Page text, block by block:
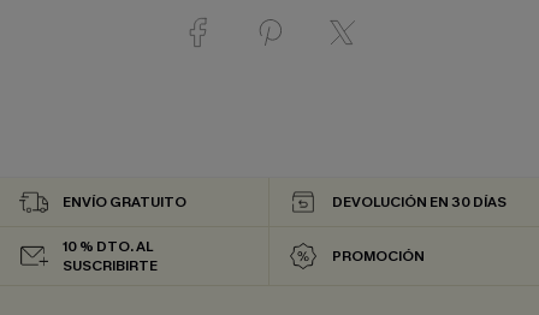
ENVÍO GRATUITO DEVOLUCIÓN EN 30 DÍAS
10 % DTO. AL
SUSCRIBIRTE
PROMOCIÓN